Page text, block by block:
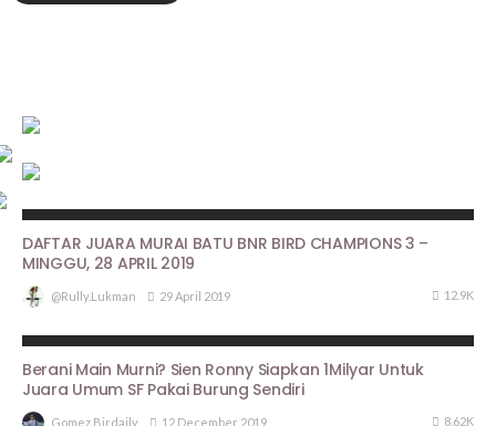
DAFTAR JUARA MURAI BATU BNR BIRD CHAMPIONS 3 –
MINGGU, 28 APRIL 2019
@rully.lukman 29 April 2019 12.9K
Berani Main Murni? Sien Ronny Siapkan 1Milyar Untuk
Juara Umum SF Pakai Burung Sendiri
Gomez Birdaily 12 December 2019 8.62K